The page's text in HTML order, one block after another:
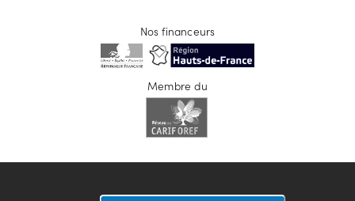
Nos financeurs
Membre du